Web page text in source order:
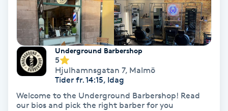
Hypnos
Hårborttagning
Hårbottenbehandling
Hårförlängning
Underground Barbershop
5
Hjulhamnsgatan 7, Malmö
Tider fr. 14:15, Idag
Welcome to the Underground Barbershop! Read
our bios and pick the right barber for you